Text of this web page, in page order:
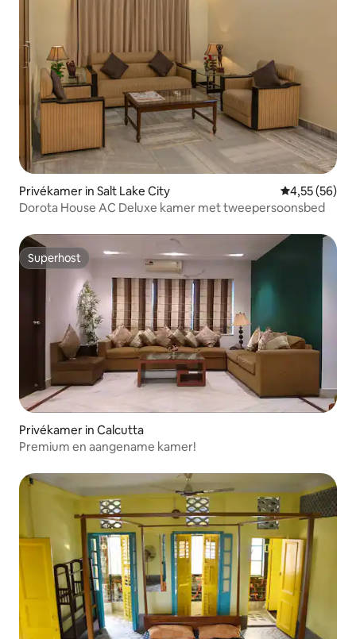
Privékamer in Salt Lake City Gemiddelde
4,55 (56)
Dorota House AC Deluxe kamer met tweepersoonsbed
Superhost
Superhost
Privékamer in Calcutta
Premium en aangename kamer!